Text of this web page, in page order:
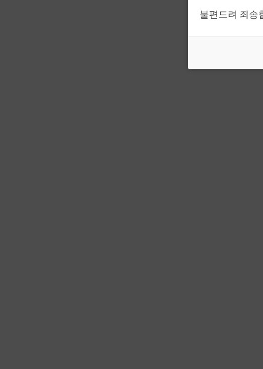
불편드려 죄송